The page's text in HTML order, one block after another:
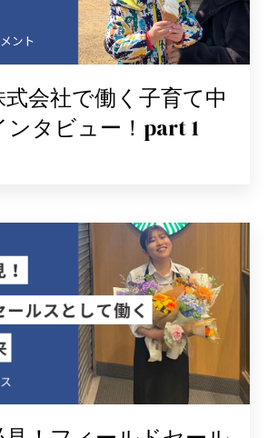
会社で働く子育て中
ンタビュー！part 1